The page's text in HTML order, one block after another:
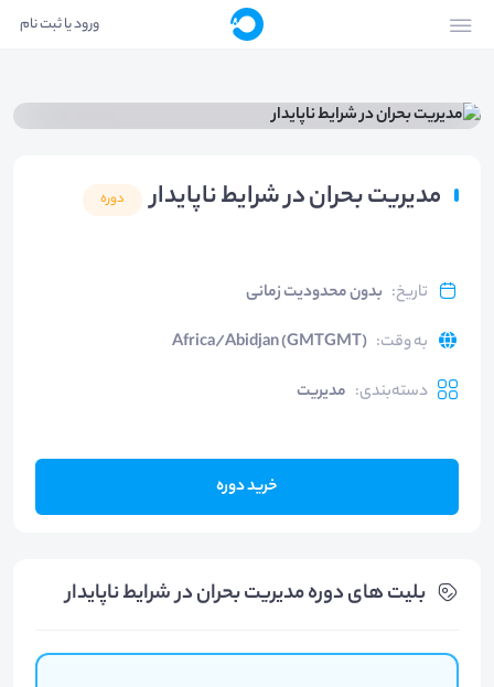
ورود یا ثبت نام
مدیریت بحران در شرایط ناپایدار دوره
تاریخ: بدون محدودیت زمانی
به وقت:
Africa/Abidjan (GMTGMT)
دسته‌بندی: مدیریت
خرید دوره
بلیت های دوره مدیریت بحران در شرایط ناپایدار